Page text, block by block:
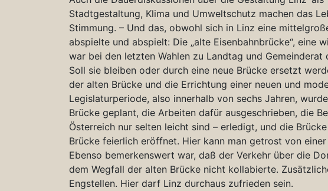
Stadtgestaltung, Klima und Umweltschutz machen das
Stimmung. – Und das, obwohl sich in Linz eine
abspielte und abspielt: Die „alte Eisenbahnbrücke“, eine
war bei den letzten Wahlen zu Landtag und Gemeinderat
Soll sie bleiben oder durch eine neue Brücke ersetzt
der alten Brücke und die Errichtung einer neuen und
Legislaturperiode, also innerhalb von sechs Jahren,
Brücke geplant, die Arbeiten dafür ausgeschrieben, die
Österreich nur selten leicht sind – erledigt, und die
Brücke feierlich eröffnet. Hier kann man getrost von
Ebenso bemerkenswert war, daß der Verkehr über die
dem Wegfall der alten Brücke nicht kollabierte.
Engstellen. Hier darf Linz durchaus zufrieden sein.